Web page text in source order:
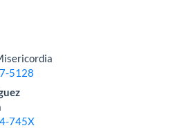
5128
745X